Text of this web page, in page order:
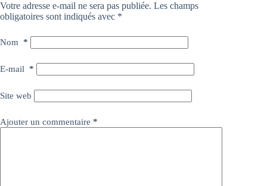
Votre adresse e-mail ne sera pas publiée. Les champs
obligatoires sont indiqués avec *
Nom *
E-mail *
Site web
Ajouter un commentaire *